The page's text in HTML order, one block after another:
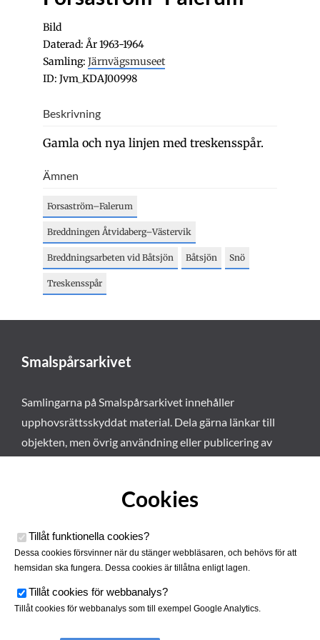
Bild
Daterad: År 1963-1964
Samling: Järnvägsmuseet
ID: Jvm_KDAJ00998
Beskrivning
Gamla och nya linjen med treskensspår.
Ämnen
Forsaström–Falerum
Breddningen Åtvidaberg–Västervik
Breddningsarbeten vid Båtsjön Båtsjön Snö
Treskensspår
Smalspårsarkivet
Samlingarna på Smalspårsarkivet innehåller
upphovsrättsskyddat material. Dela gärna länkar till
objekten, men övrig användning eller publicering av
Cookies
Tillåt funktionella cookies?
Dessa cookies försvinner när du stänger webbläsaren, och behövs för att
hemsidan ska fungera. Dessa cookies är tillåtna enligt lagen.
Tillåt cookies för webbanalys?
Tillåt cookies för webbanalys som till exempel Google Analytics.